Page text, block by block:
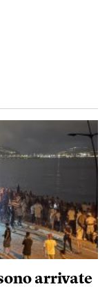
arrivate